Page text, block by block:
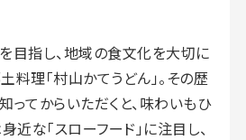
目指し、地域の食文化を大切に
理「村山かてうどん」。その歴
ってからいただくと、味わいもひ
近な「スローフード」に注目し、